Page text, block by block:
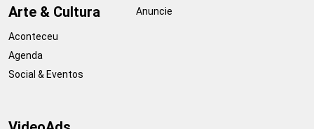
Arte & Cultura
Aconteceu
Agenda
Social & Eventos
Anuncie